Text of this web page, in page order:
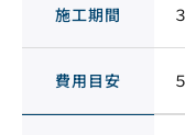
施工期間
費用目安